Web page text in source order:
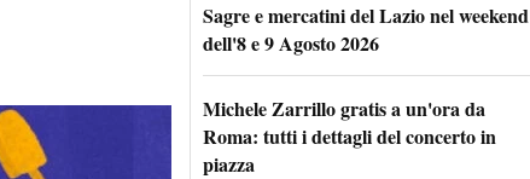
Sagre e mercatini del Lazio nel weekend
dell'8 e 9 Agosto 2026
Michele Zarrillo gratis a un'ora da
Roma: tutti i dettagli del concerto in
piazza